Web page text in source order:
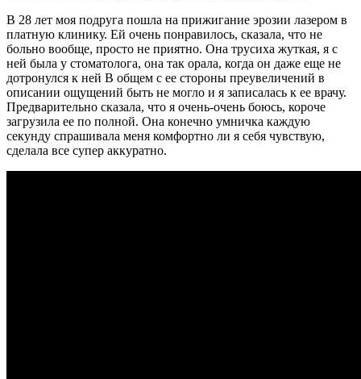
В 28 лет моя подруга пошла на прижигание эрозии лазером в
платную клинику. Ей очень понравилось, сказала, что не
больно вообще, просто не приятно. Она трусиха жуткая, я с
ней была у стоматолога, она так орала, когда он даже еще не
дотронулся к ней В общем с ее стороны преувеличений в
описании ощущений быть не могло и я записалась к ее врачу.
Предварительно сказала, что я очень-очень боюсь, короче
загрузила ее по полной. Она конечно умничка каждую
секунду спрашивала меня комфортно ли я себя чувствую,
сделала все супер аккуратно.